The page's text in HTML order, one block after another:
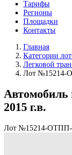
Тарифы
Регионы
Площадки
Контакты
Главная
Категории
Легковой
Лот №15214-
Автомобиль
2015 г.в.
Лот №15214-ОТПП-